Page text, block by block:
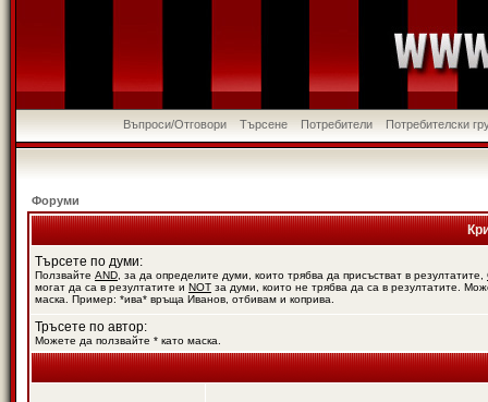
Въпроси/Отговори Търсене Потребители Потребителски
Форуми
Търсете по думи:
Ползвайте AND , за да определите думи, които трябва да присъстват в резултатите,
могат да са в резултатите и NOT за думи, които не трябва да са в резултатите.
маска. Пример: *ива* връща Иванов, отбивам и коприва.
Тръсете по автор:
Можете да ползвайте * като маска.